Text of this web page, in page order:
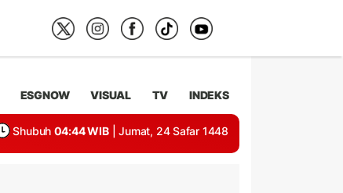
ESGNOW VISUAL TV INDEKS
Shubuh 04:44 WIB | Jumat, 24 Safar 1448